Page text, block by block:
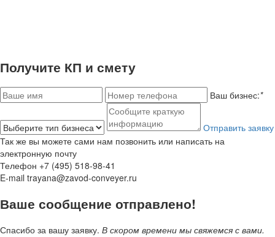
Получите КП и смету
Ваш бизнес:*
Отправить заявку
Так же вы можете сами нам позвонить или написать на
электронную почту
Телефон +7 (495) 518-98-41
E-mail trayana@zavod-conveyer.ru
Ваше сообщение отправлено!
Спасибо за вашу заявку. В скором времени мы свяжемся с вами.